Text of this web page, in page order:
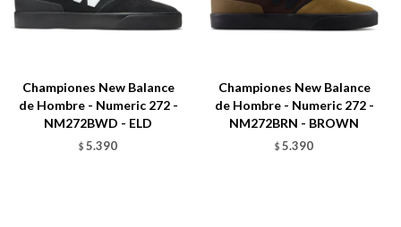
Championes New Balance
de Hombre - Numeric 272 -
NM272BWD - ELD
$ 5.390
Championes New Balance
de Hombre - Numeric 272 -
NM272BRN - BROWN
$ 5.390